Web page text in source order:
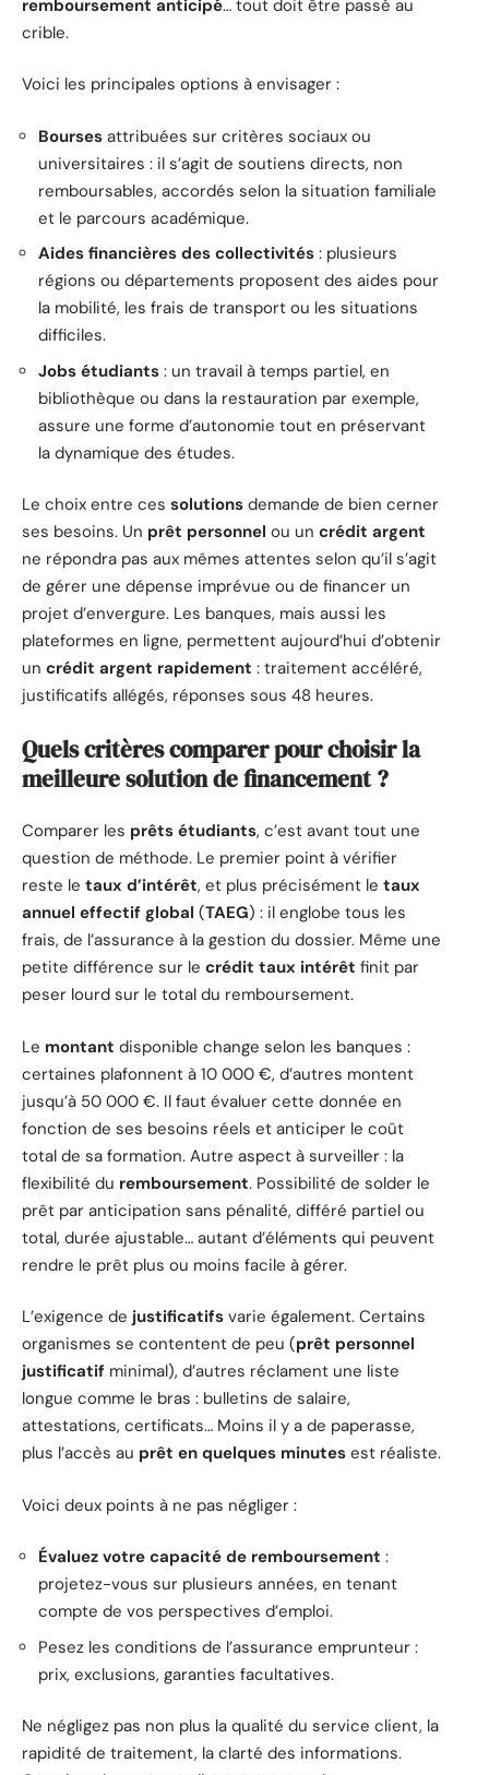
remboursement anticipé… tout doit être passé au
crible.
Voici les principales options à envisager :
Bourses attribuées sur critères sociaux ou
universitaires : il s’agit de soutiens directs, non
remboursables, accordés selon la situation familiale
et le parcours académique.
Aides financières des collectivités : plusieurs
régions ou départements proposent des aides pour
la mobilité, les frais de transport ou les situations
difficiles.
Jobs étudiants : un travail à temps partiel, en
bibliothèque ou dans la restauration par exemple,
assure une forme d’autonomie tout en préservant
la dynamique des études.
Le choix entre ces solutions demande de bien cerner
ses besoins. Un prêt personnel ou un crédit argent
ne répondra pas aux mêmes attentes selon qu’il s’agit
de gérer une dépense imprévue ou de financer un
projet d’envergure. Les banques, mais aussi les
plateformes en ligne, permettent aujourd’hui d’obtenir
un crédit argent rapidement : traitement accéléré,
justificatifs allégés, réponses sous 48 heures.
Quels critères comparer pour choisir la
meilleure solution de financement ?
Comparer les prêts étudiants, c’est avant tout une
question de méthode. Le premier point à vérifier
reste le taux d’intérêt, et plus précisément le taux
annuel effectif global (TAEG) : il englobe tous les
frais, de l’assurance à la gestion du dossier. Même une
petite différence sur le crédit taux intérêt finit par
peser lourd sur le total du remboursement.
Le montant disponible change selon les banques :
certaines plafonnent à 10 000 €, d’autres montent
jusqu’à 50 000 €. Il faut évaluer cette donnée en
fonction de ses besoins réels et anticiper le coût
total de sa formation. Autre aspect à surveiller : la
flexibilité du remboursement. Possibilité de solder le
prêt par anticipation sans pénalité, différé partiel ou
total, durée ajustable… autant d’éléments qui peuvent
rendre le prêt plus ou moins facile à gérer.
L’exigence de justificatifs varie également. Certains
organismes se contentent de peu (prêt personnel
justificatif minimal), d’autres réclament une liste
longue comme le bras : bulletins de salaire,
attestations, certificats… Moins il y a de paperasse,
plus l’accès au prêt en quelques minutes est réaliste.
Voici deux points à ne pas négliger :
Évaluez votre capacité de remboursement :
projetez-vous sur plusieurs années, en tenant
compte de vos perspectives d’emploi.
Pesez les conditions de l’assurance emprunteur :
prix, exclusions, garanties facultatives.
Ne négligez pas non plus la qualité du service client, la
rapidité de traitement, la clarté des informations.